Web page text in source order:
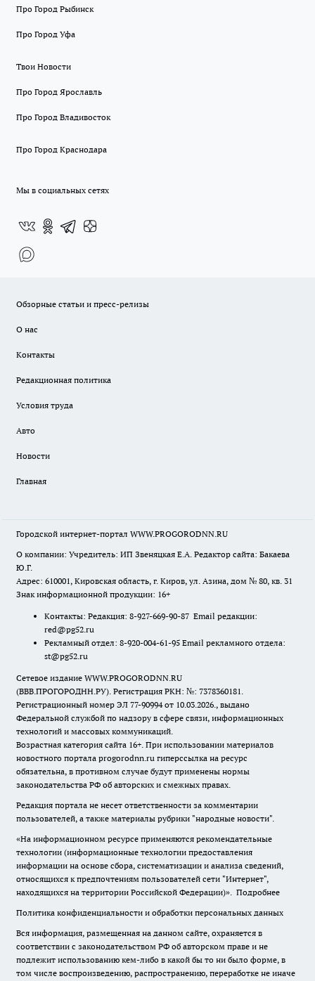
Про Город Рыбинск
Про Город Уфа
Твои Новости
Про Город Ярославль
Про Город Владивосток
Про Город Краснодара
Мы в социальных сетях
Обзорные статьи и пресс-релизы
О нас
Контакты
Редакционная политика
Условия труда
Авто
Новости
Главная
Городской интернет-портал WWW.PROGORODNN.RU
О компании: Учредитель: ИП Звеняцкая Е.А. Редактор сайта: Бакаева
Ю.Г.
Адрес: 610001, Кировская область, г. Киров, ул. Азина, дом № 80, кв. 31
Знак информационной продукции: 16+
Контакты: Редакция: 8-927-669-90-87 Email редакции:
red@pg52.ru
Рекламный отдел: 8-920-004-61-95 Email рекламного отдела:
st@pg52.ru
Сетевое издание WWW.PROGORODNN.RU
(ВВВ.ПРОГОРОДНН.РУ). Регистрация РКН: №: 7378360181.
Регистрационный номер ЭЛ 77-90994 от 10.03.2026., выдано
Федеральной службой по надзору в сфере связи, информационных
технологий и массовых коммуникаций.
Возрастная категория сайта 16+. При использовании материалов
новостного портала progorodnn.ru гиперссылка на ресурс
обязательна, в противном случае будут применены нормы
законодательства РФ об авторских и смежных правах.
Редакция портала не несет ответственности за комментарии
пользователей, а также материалы рубрики "народные новости".
«На информационном ресурсе применяются рекомендательные
технологии (информационные технологии предоставления
информации на основе сбора, систематизации и анализа сведений,
относящихся к предпочтениям пользователей сети "Интернет",
находящихся на территории Российской Федерации)». Подробнее
Политика конфиденциальности и обработки персональных данных
Вся информация, размещенная на данном сайте, охраняется в
соответствии с законодательством РФ об авторском праве и не
подлежит использованию кем-либо в какой бы то ни было форме, в
том числе воспроизведению, распространению, переработке не иначе